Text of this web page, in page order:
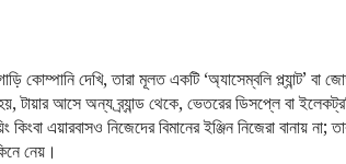
কোম্পানি দেখি, তারা মূলত একটি ‘অ্যাসেম্বলি প্ল্যান্ট’ বা
টায়ার আসে অন্য ব্র্যান্ড থেকে, ভেতরের ডিসপ্লে বা
এয়ারবাসও নিজেদের বিমানের ইঞ্জিন নিজেরা
নেয়।